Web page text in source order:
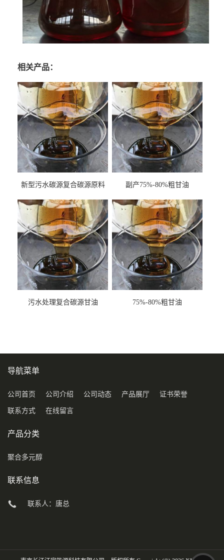
相关产品：
新型污水碳源复合碳源原料
副产75%-80%粗甘油
污水处理复合碳源甘油
75%-80%粗甘油
导航菜单
公司首页 公司介绍 公司动态 产品展厅 证书荣誉
联系方式 在线留言
产品分类
聚合多元醇
联系信息
联系人：唐总